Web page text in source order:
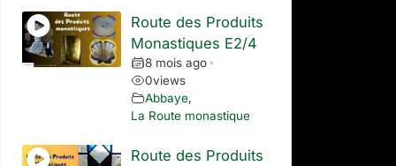
Route des Produits
Monastiques E2/4
8 mois ago •
0views
Abbaye,
La Route monastique
Route des Produits